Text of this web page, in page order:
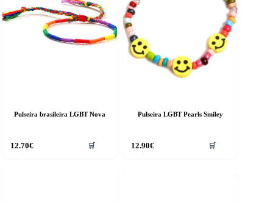
Pulseira brasileira LGBT Nova
12.70€ 🛒
Pulseira LGBT Pearls Smiley
12.90€ 🛒